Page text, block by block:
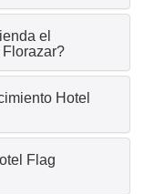
el
Hotel
Flag